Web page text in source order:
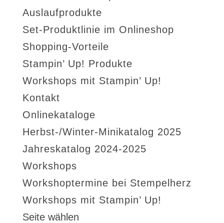
Auslaufprodukte
Set-Produktlinie im Onlineshop
Shopping-Vorteile
Stampin’ Up! Produkte
Workshops mit Stampin’ Up!
Kontakt
Onlinekataloge
Herbst-/Winter-Minikatalog 2025
Jahreskatalog 2024-2025
Workshops
Workshoptermine bei Stempelherz
Workshops mit Stampin’ Up!
Seite wählen